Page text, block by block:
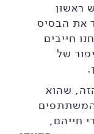
ראשון
את הבסיס
חייבים
של
שהוא
המשתתפים
חייהם,